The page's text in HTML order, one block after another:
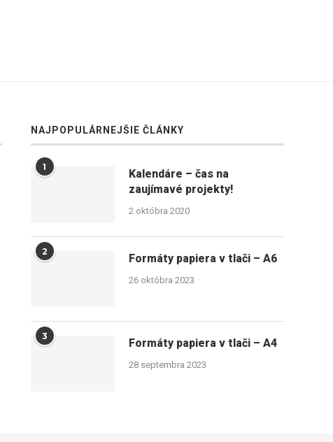
NAJPOPULÁRNEJŠIE ČLÁNKY
1
Kalendáre – čas na
zaujímavé projekty!
2 októbra 2020
2
Formáty papiera v tlači – A6
26 októbra 2023
3
Formáty papiera v tlači – A4
28 septembra 2023